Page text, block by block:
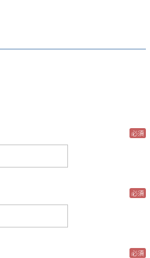
必須
必須
必須